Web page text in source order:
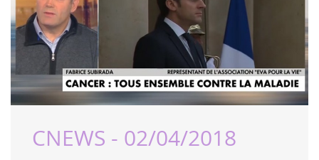
CNEWS - 02/04/2018